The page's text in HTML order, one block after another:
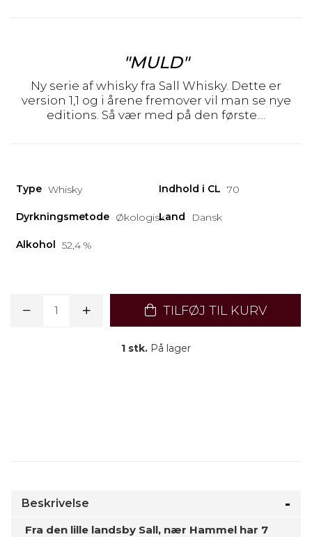
"MULD"
Ny serie af whisky fra Sall Whisky. Dette er
version 1,1 og i årene fremover vil man se nye
editions. Så vær med på den første....
Type Whisky Indhold i CL 70
Dyrkningsmetode ØkologiskLand Dansk
Alkohol 52,4 %
TILFØJ TIL KURV
1 stk. På lager
Beskrivelse
Fra den lille landsby Sall, nær Hammel har 7